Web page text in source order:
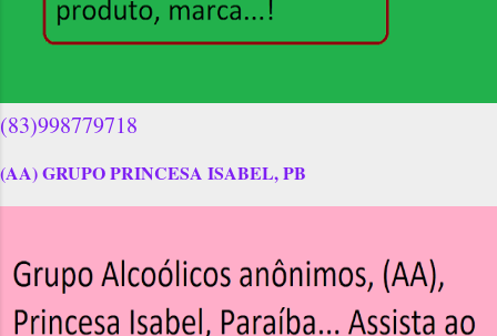
(83)998779718
(AA) GRUPO PRINCESA ISABEL, PB